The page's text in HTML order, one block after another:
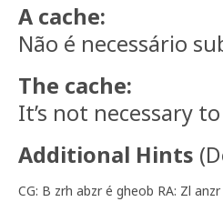
A cache:
Não é necessário
The cache:
It’s not necessary
Additional Hints (
CG: B zrh abzr é gheob RA: Zl